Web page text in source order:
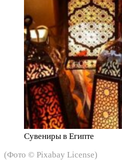
Сувениры в Египте
(Фото © Pixabay License)